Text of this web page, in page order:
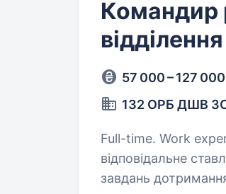
Командир
відділення
57 000 – 127
132 ОРБ ДШВ
Full-time. Work experience
відповідальне
завдань дотримання вимог і норм військової дисципліни підтримка